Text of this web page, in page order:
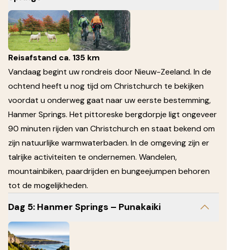
Reisafstand ca. 135 km
Vandaag begint uw rondreis door Nieuw-Zeeland. In de
ochtend heeft u nog tijd om Christchurch te bekijken
voordat u onderweg gaat naar uw eerste bestemming,
Hanmer Springs. Het pittoreske bergdorpje ligt ongeveer
90 minuten rijden van Christchurch en staat bekend om
zijn natuurlijke warmwaterbaden. In de omgeving zijn er
talrijke activiteiten te ondernemen. Wandelen,
mountainbiken, paardrijden en bungeejumpen behoren
tot de mogelijkheden.
Dag 5: Hanmer Springs – Punakaiki